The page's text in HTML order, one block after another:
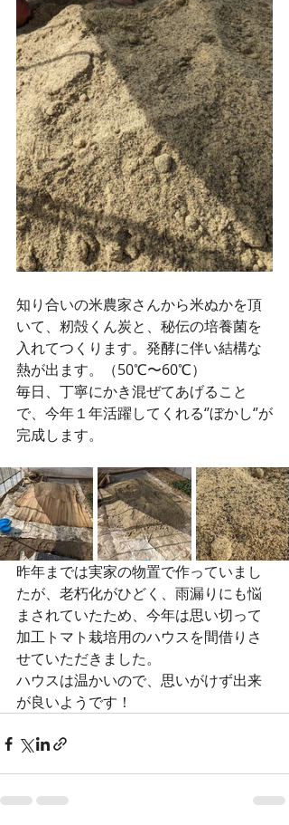
知り合いの米農家さんから米ぬかを頂
いて、籾殻くん炭と、秘伝の培養菌を
入れてつくります。発酵に伴い結構な
熱が出ます。（50℃〜60℃）
毎日、丁寧にかき混ぜてあげること
で、今年１年活躍してくれる‘’ぼかし‘’が
完成します。
昨年までは実家の物置で作っていまし
たが、老朽化がひどく、雨漏りにも悩
まされていたため、今年は思い切って
加工トマト栽培用のハウスを間借りさ
せていただきました。
ハウスは温かいので、思いがけず出来
が良いようです！